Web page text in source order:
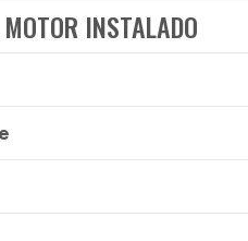
INSTALADO